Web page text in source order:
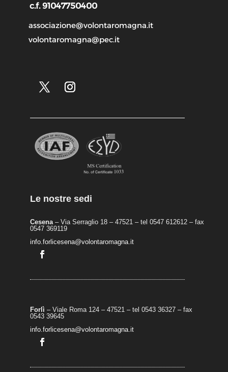
c.f. 91047750400
associazione@volontaromagna.it
volontaromagna@pec.it
Le nostre sedi
Cesena– Via Serraglio 18 – 47521 – tel 0547 612612 – fax
0547 369119
info.forlicesena@volontaromagna.it
Forlì – Viale Roma 124 – 47521 – tel 0543 36327 – fax
0543 39645
info.forlicesena@volontaromagna.it